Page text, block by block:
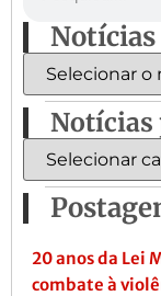
Notícias
20 anos da Lei
combate à